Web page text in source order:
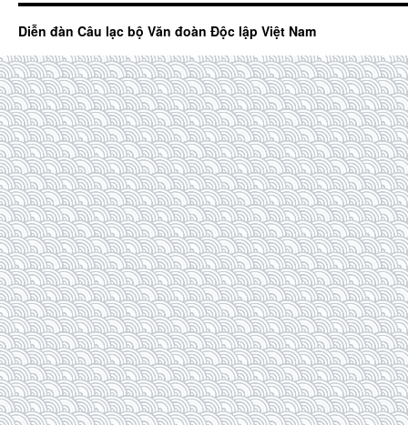
Diễn đàn Câu lạc bộ Văn đoàn Độc lập Việt Nam